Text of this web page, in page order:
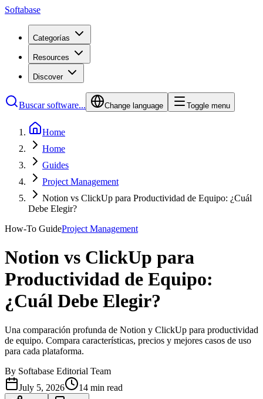
Softabase
Categorías
Resources
Discover
Buscar software... Change language Toggle menu
Home
Home
Guides
Project Management
Notion vs ClickUp para Productividad de Equipo: ¿Cuál
Debe Elegir?
How-To GuideProject Management
Notion vs ClickUp para
Productividad de Equipo:
¿Cuál Debe Elegir?
Una comparación profunda de Notion y ClickUp para productividad
de equipo. Compara características, precios y mejores casos de uso
para cada plataforma.
By Softabase Editorial Team
July 5, 2026
14 min read